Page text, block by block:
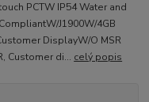
PCTW IP54 Water and
J1900W/4GB
DisplayW/O MSR
Customer di... celý popis